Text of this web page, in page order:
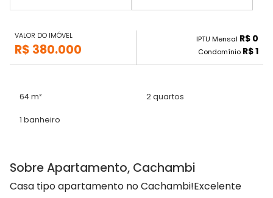
VALOR DO IMÓVEL
R$ 380.000
IPTU Mensal R$ 0
Condomínio R$ 1
64 m² 2 quartos
1 banheiro
Sobre Apartamento, Cachambi
Casa tipo apartamento no Cachambi!Excelente